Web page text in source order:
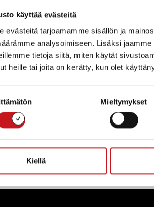
käyttää evästeitä
evästeitä tarjoamamme sisällön ja
analysoimiseen. Lisäksi
tietoja siitä, miten käytät
heille tai joita on kerätty, kun olet
Mieltymykset
Kiellä
tekninen toimisto
Kiinteistöpuolelta
264 ja muissa kiireellisissä
puh. 040 358 7787.
« Uutishuone